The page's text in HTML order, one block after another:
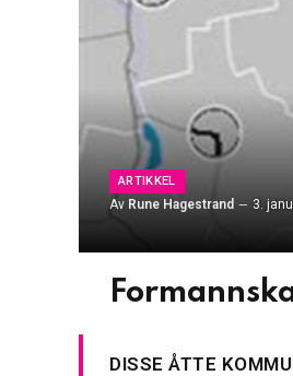
ARTIKKEL
Av Rune Hagestrand 3.
DISSE ÅTTE